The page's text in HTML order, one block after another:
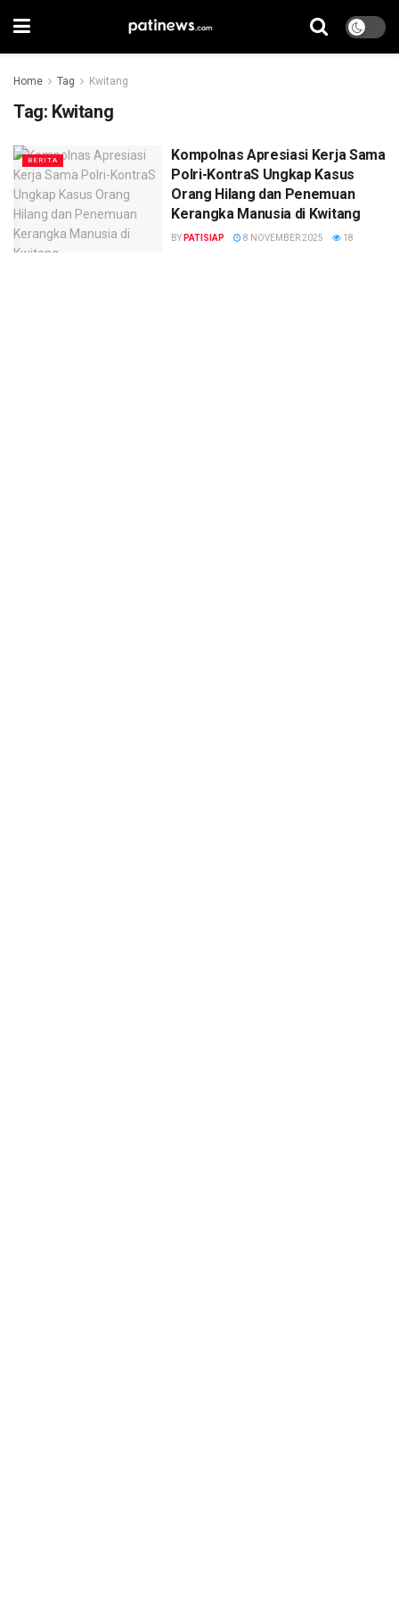
Home Tag Kwitang
Tag: Kwitang
BERITA
Kompolnas Apresiasi Kerja Sama
Polri-KontraS Ungkap Kasus
Orang Hilang dan Penemuan
Kerangka Manusia di Kwitang
BY PATISIAP 8 NOVEMBER 2025 18